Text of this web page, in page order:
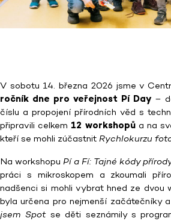
V sobotu 14. března 2026 jsme v
ročník dne pro veřejnost Pí Day –
číslu a propojení přírodních věd s
připravili celkem 12 workshopůa na
kteří se mohli zúčastnit Rychlokurzu
Na workshopuPí a Fí: Tajné kódy
práci s mikroskopem a zkoumali
nadšenci si mohli vybrat hned ze dvou
byla určena pro nejmenší začátečníky
jsem Spot se děti seznámily s